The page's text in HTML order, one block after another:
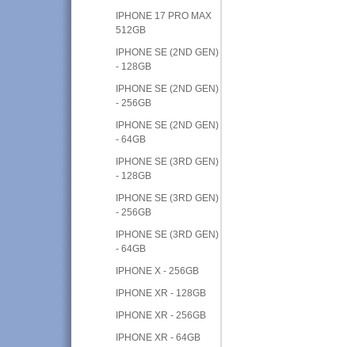
IPHONE 17 PRO MAX
512GB
IPHONE SE (2ND GEN)
- 128GB
IPHONE SE (2ND GEN)
- 256GB
IPHONE SE (2ND GEN)
- 64GB
IPHONE SE (3RD GEN)
- 128GB
IPHONE SE (3RD GEN)
- 256GB
IPHONE SE (3RD GEN)
- 64GB
IPHONE X - 256GB
IPHONE XR - 128GB
IPHONE XR - 256GB
IPHONE XR - 64GB